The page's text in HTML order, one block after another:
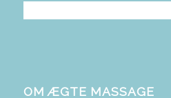
OM ÆGTE MASSAGE